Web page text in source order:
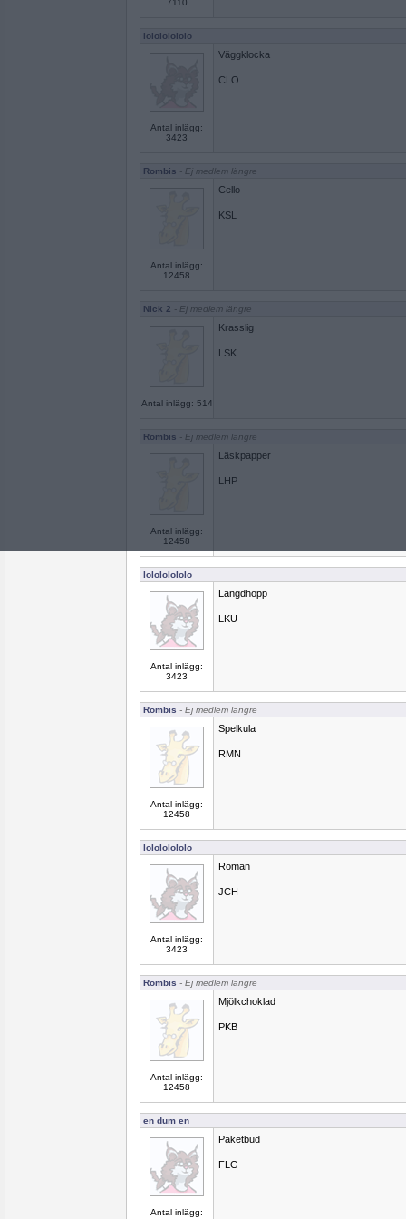
7110
lolololololo
Antal inlägg:
3423
Väggklocka
CLO
Rombis - Ej medlem längre
Antal inlägg:
12458
Cello
KSL
Nick 2 - Ej medlem längre
Antal inlägg: 514
Krasslig
LSK
Rombis - Ej medlem längre
Antal inlägg:
12458
Läskpapper
LHP
lolololololo
Antal inlägg:
3423
Längdhopp
LKU
Rombis - Ej medlem längre
Antal inlägg:
12458
Spelkula
RMN
lolololololo
Antal inlägg:
3423
Roman
JCH
Rombis - Ej medlem längre
Antal inlägg:
12458
Mjölkchoklad
PKB
en dum en
Antal inlägg:
Paketbud
FLG